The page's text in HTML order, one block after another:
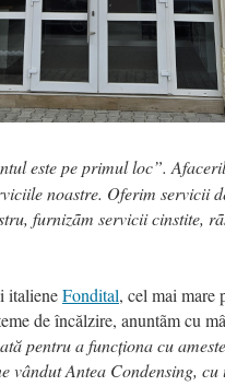
este pe primul loc”.
noastre. Oferim servicii
furnizãm servicii cinstite,
italieneFondital, cel mai mare
de încălzire, anuntãm cu
pentru a funcționa cu
vândut Antea Condensing, cu